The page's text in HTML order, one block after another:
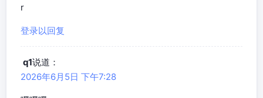
r
登录以回复
q1说道：
2026年6月5日 下午7:28